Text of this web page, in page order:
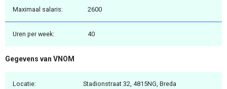
Maximaal salaris: 2600
Uren per week: 40
Gegevens van VNOM
Locatie: Stadionstraat 32, 4815NG, Breda